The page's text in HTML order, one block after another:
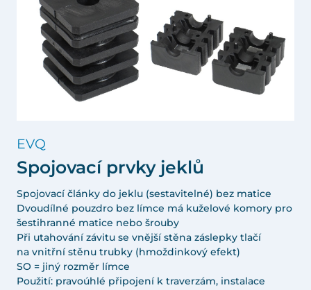
EVQ
Spojovací prvky jeklů
Spojovací články do jeklu (sestavitelné) bez matice
Dvoudílné pouzdro bez límce má kuželové komory pro
šestihranné matice nebo šrouby
Při utahování závitu se vnější stěna záslepky tlačí
na vnitřní stěnu trubky (hmoždinkový efekt)
SO = jiný rozměr límce
Použití: pravoúhlé připojení k traverzám, instalace